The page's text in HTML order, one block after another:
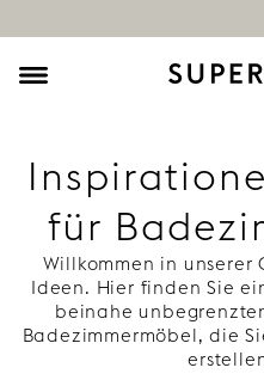
für
Willkommen in
Ideen. Hier finden Sie
beinahe
Badezimmermöbel, die